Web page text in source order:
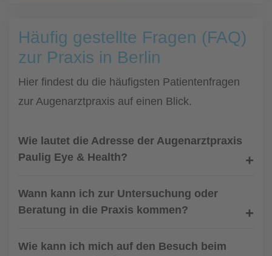
Häufig gestellte Fragen (FAQ)
zur Praxis in Berlin
Hier findest du die häufigsten Patientenfragen
zur Augenarztpraxis auf einen Blick.
Wie lautet die Adresse der Augenarztpraxis
Paulig Eye & Health?
Wann kann ich zur Untersuchung oder
Beratung in die Praxis kommen?
Wie kann ich mich auf den Besuch beim